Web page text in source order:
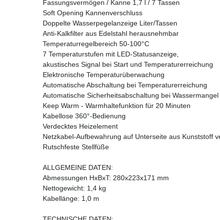
Fassungsvermögen / Kanne 1,7 l / 7 Tassen
Soft Opening Kannenverschluss
Doppelte Wasserpegelanzeige Liter/Tassen
Anti-Kalkfilter aus Edelstahl herausnehmbar
Temperaturregelbereich 50-100°C
7 Temperaturstufen mit LED-Statusanzeige,
akustisches Signal bei Start und Temperaturerreichung
Elektronische Temperaturüberwachung
Automatische Abschaltung bei Temperaturerreichung
Automatische Sicherheitsabschaltung bei Wassermangel
Keep Warm - Warmhaltefunktion für 20 Minuten
Kabellose 360°-Bedienung
Verdecktes Heizelement
Netzkabel-Aufbewahrung auf Unterseite aus Kunststoff
Rutschfeste Stellfüße
ALLGEMEINE DATEN:
Abmessungen HxBxT: 280x223x171 mm
Nettogewicht: 1,4 kg
Kabellänge: 1,0 m